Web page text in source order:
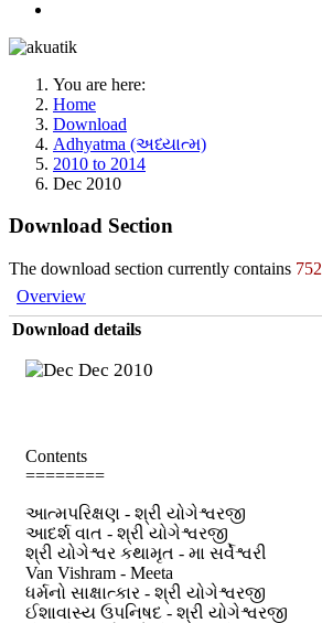
You are here:
Home
Download
Adhyatma (અધ્યાત્મ)
2010 to 2014
Dec 2010
Download Section
The download section currently contains 752
Overview
Download details
Dec 2010
Contents
========
આત્મપરિક્ષણ - શ્રી યોગેશ્વરજી
આદર્શ વાત - શ્રી યોગેશ્વરજી
શ્રી યોગેશ્વર કથામૃત - મા સર્વેશ્વરી
Van Vishram - Meeta
ધર્મનો સાક્ષાત્કાર - શ્રી યોગેશ્વરજી
ઈશાવાસ્ય ઉપનિષદ - શ્રી યોગેશ્વરજી